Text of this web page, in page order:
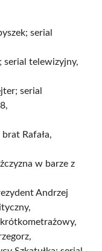
serial
serial telewizyjny,
serial
Rafała,
w barze z
Andrzej